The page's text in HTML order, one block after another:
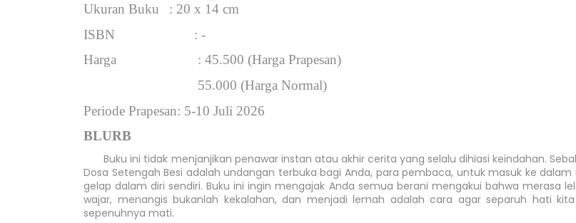
Ukuran Buku
: 20 x 14 cm
ISBN
: -
Harga
: 45.500 (Harga Prapesan)
55.000 (Harga Normal)
Periode Prapesan: 5-10 Juli 2026
BLURB
Buku ini tidak menjanjikan penawar instan atau akhir cerita yang selalu dihiasi keindahan.
Dosa Setengah Besi adalah undangan terbuka bagi Anda, para pembaca, untuk masuk ke dalam
gelap dalam diri sendiri. Buku ini ingin mengajak Anda semua berani mengakui bahwa merasa
wajar, menangis bukanlah kekalahan, dan menjadi lemah adalah cara agar separuh hati
sepenuhnya mati.